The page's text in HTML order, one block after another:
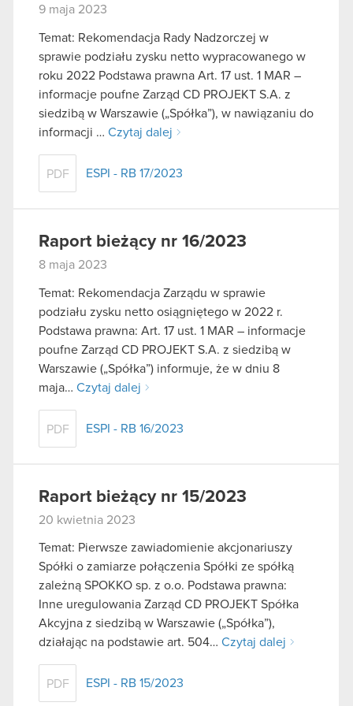
9 maja 2023
Temat: Rekomendacja Rady Nadzorczej w
sprawie podziału zysku netto wypracowanego w
roku 2022 Podstawa prawna Art. 17 ust. 1 MAR –
informacje poufne Zarząd CD PROJEKT S.A. z
siedzibą w Warszawie („Spółka”), w nawiązaniu do
informacji … Czytaj dalej
PDF ESPI - RB 17/2023
Raport bieżący nr 16/2023
8 maja 2023
Temat: Rekomendacja Zarządu w sprawie
podziału zysku netto osiągniętego w 2022 r.
Podstawa prawna: Art. 17 ust. 1 MAR – informacje
poufne Zarząd CD PROJEKT S.A. z siedzibą w
Warszawie („Spółka”) informuje, że w dniu 8
maja… Czytaj dalej
PDF ESPI - RB 16/2023
Raport bieżący nr 15/2023
20 kwietnia 2023
Temat: Pierwsze zawiadomienie akcjonariuszy
Spółki o zamiarze połączenia Spółki ze spółką
zależną SPOKKO sp. z o.o. Podstawa prawna:
Inne uregulowania Zarząd CD PROJEKT Spółka
Akcyjna z siedzibą w Warszawie („Spółka”),
działając na podstawie art. 504… Czytaj dalej
PDF ESPI - RB 15/2023